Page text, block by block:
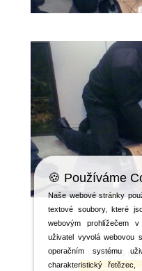
ŠKOLENÍ
Je 35
🍪 Používáme
Naše webové stránky
textové soubory, které
webovým prohlížečem
uživatel vyvolá webovou
operačním systému
charakteristický řetězec,